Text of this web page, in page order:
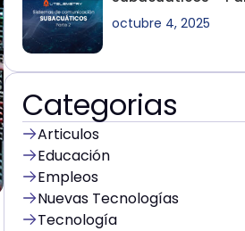
octubre 4, 2025
Categorias
Articulos
Educación
Empleos
Nuevas Tecnologías
Tecnología